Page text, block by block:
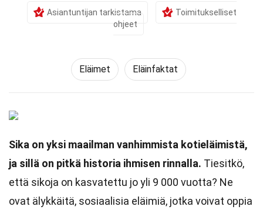
Asiantuntijan tarkistama
Toimitukselliset
ohjeet
Eläimet Eläinfaktat
Sika on yksi maailman vanhimmista kotieläimistä,
ja sillä on pitkä historia ihmisen rinnalla. Tiesitkö,
että sikoja on kasvatettu jo yli 9 000 vuotta? Ne
ovat älykkäitä, sosiaalisia eläimiä, jotka voivat oppia